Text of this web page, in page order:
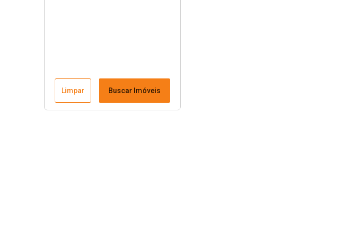
Limpar Buscar Imóveis